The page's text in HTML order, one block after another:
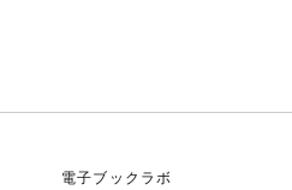
電子ブックラボ